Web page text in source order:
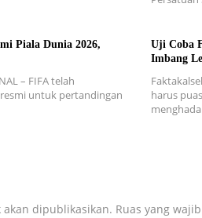
Piala Dunia 2026,
– FIFA telah
untuk pertandingan
Uji Coba
Imbang
harus
dipublikasikan. Ruas yang